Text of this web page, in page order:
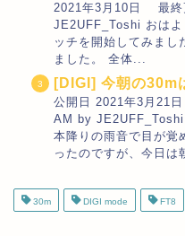
2021年3月10日 最終
JE2UFF_Toshi おはよ
ッチを開始してみまし
ました。 全体...
[DIGI] 今朝の30m
公開日 2021年3月21
AM by JE2UFF_Toshi
本降りの雨音で目が覚
ったのですが、今日は
30m DIGI mode FT8